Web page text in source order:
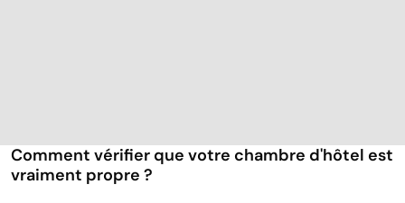
Comment vérifier que votre chambre d'hôtel est
vraiment propre ?